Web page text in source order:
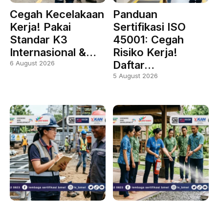
Cegah Kecelakaan
Kerja! Pakai
Standar K3
Internasional &…
6 August 2026
Panduan
Sertifikasi ISO
45001: Cegah
Risiko Kerja!
Daftar…
5 August 2026